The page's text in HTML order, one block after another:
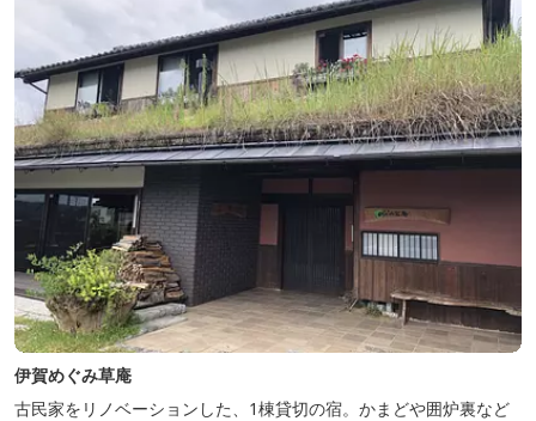
伊賀めぐみ草庵
古民家をリノベーションした、1棟貸切の宿。かまどや囲炉裏など